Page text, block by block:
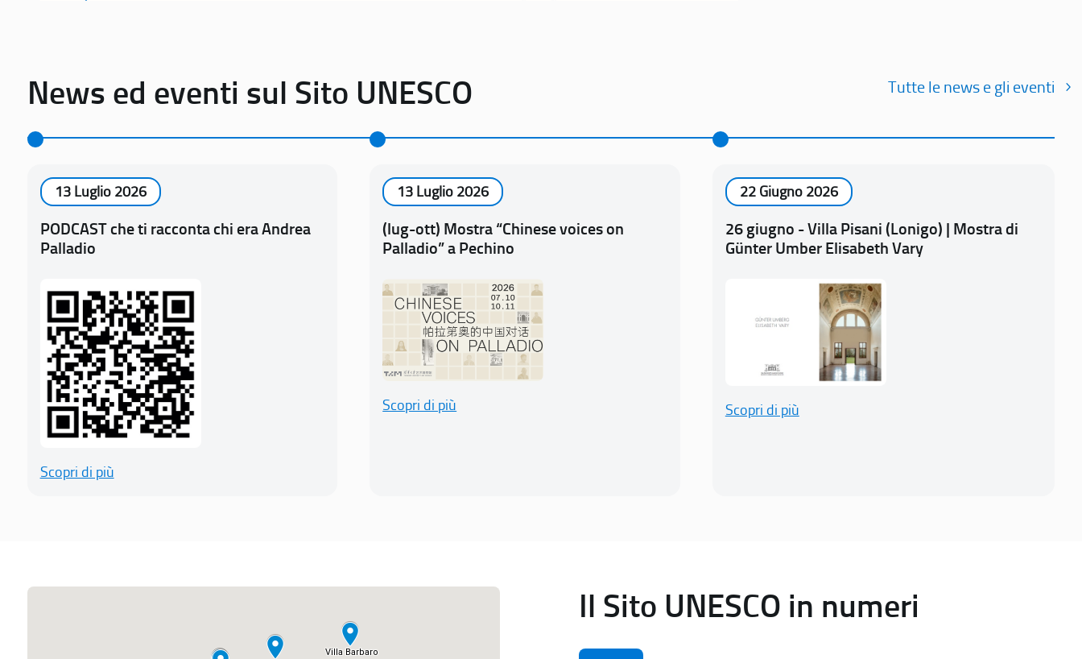
News ed eventi sul Sito UNESCO Tutte le news e gli eventi
13 Luglio 2026
PODCAST che ti racconta chi era Andrea
Palladio
Scopri di più
13 Luglio 2026
(lug-ott) Mostra “Chinese voices on
Palladio” a Pechino
Scopri di più
22 Giugno 2026
26 giugno - Villa Pisani (Lonigo) | Mostra di
Günter Umber Elisabeth Vary
Scopri di più
Il Sito UNESCO in numeri